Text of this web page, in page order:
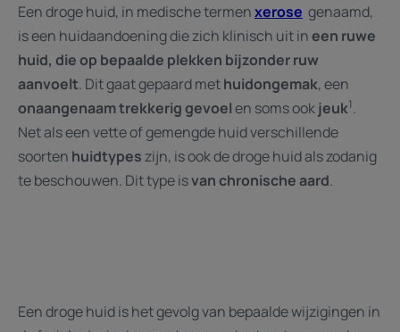
Een droge huid, in medische termenxerose genaamd,
is een huidaandoening die zich klinisch uit ineen ruwe
huid, die op bepaalde plekken bijzonder ruw
aanvoelt. Dit gaat gepaard methuidongemak, een
onaangenaam trekkerig gevoelen soms ookjeuk1.
Net als een vette of gemengde huid verschillende
soorten huidtypeszijn, is ook de droge huid als zodanig
te beschouwen. Dit type isvan chronische aard.
Een droge huid is het gevolg van bepaalde wijzigingen in